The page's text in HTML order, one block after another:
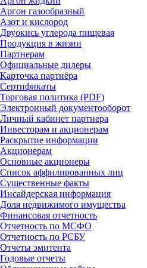
Аргон газообразный
Азот и кислород
Двуокись углерода пищевая
Продукция в жизни
Партнерам
Официальные дилеры
Карточка партнёра
Сертификаты
Торговая политика (PDF)
Электронный документооборот
Личный кабинет партнера
Инвесторам и акционерам
Раскрытие информации
Акционерам
Основные акционеры
Список аффилированных лиц
Существенные факты
Инсайдерская информация
Доля недвижимого имущества
Финансовая отчетность
Отчетность по МСФО
Отчетность по РСБУ
Отчеты эмитента
Годовые отчеты